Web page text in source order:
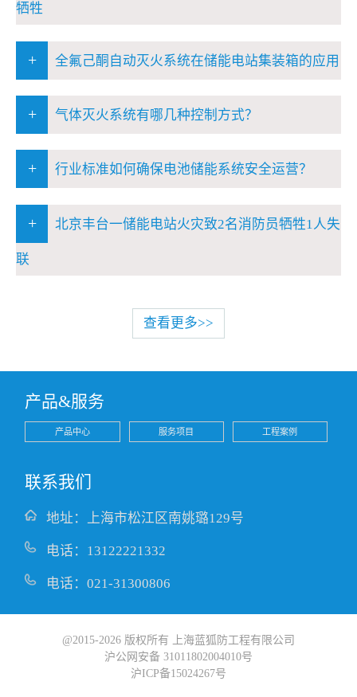
牺牲
+ 全氟己酮自动灭火系统在储能电站集装箱的应用
+ 气体灭火系统有哪几种控制方式？
+ 行业标准如何确保电池储能系统安全运营？
+ 北京丰台一储能电站火灾致2名消防员牺牲1人失
联
查看更多>>
产品&服务
产品中心 服务项目 工程案例
联系我们
地址：上海市松江区南姚璐129号
电话：13122221332
电话：021-31300806
@2015-2026 版权所有 上海蓝狐防工程有限公司
沪公网安备 31011802004010号
沪ICP备15024267号